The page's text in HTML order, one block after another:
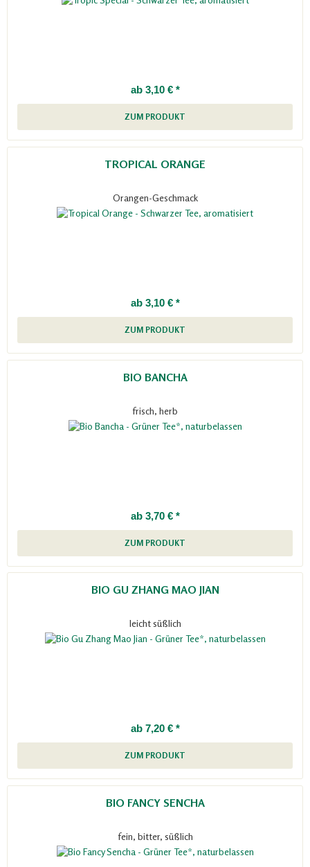
ab 3,10 € *
ZUM PRODUKT
TROPICAL ORANGE
Orangen-Geschmack
ab 3,10 € *
ZUM PRODUKT
BIO BANCHA
frisch, herb
ab 3,70 € *
ZUM PRODUKT
BIO GU ZHANG MAO JIAN
leicht süßlich
ab 7,20 € *
ZUM PRODUKT
BIO FANCY SENCHA
fein, bitter, süßlich